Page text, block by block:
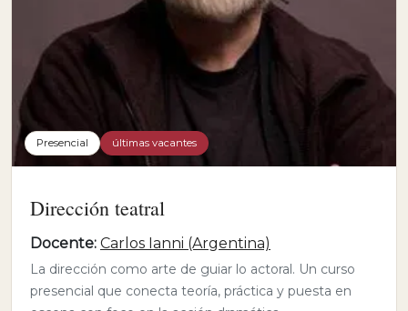
Presencial últimas vacantes
Dirección teatral
Docente: Carlos Ianni (Argentina)
La dirección como arte de guiar lo actoral. Un curso
presencial que conecta teoría, práctica y puesta en